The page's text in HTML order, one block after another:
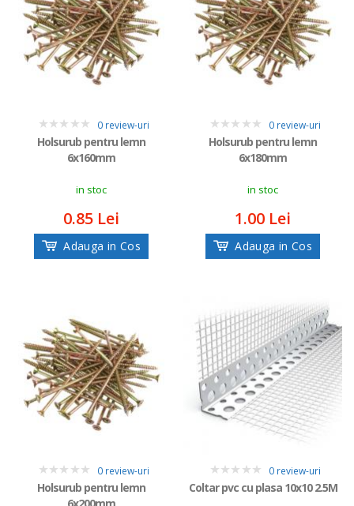
0
0 review-uri
Holsurub pentru lemn
6x160mm
in stoc
0.85 Lei
Adauga in Cos
0
0 review-uri
Holsurub pentru lemn
6x180mm
in stoc
1.00 Lei
Adauga in Cos
0
0 review-uri
Holsurub pentru lemn
0
0 review-uri
Coltar pvc cu plasa 10x10 2.5M